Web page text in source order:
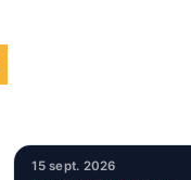
15 sept. 2026